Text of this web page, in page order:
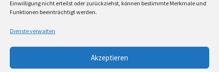
Einwilligung nicht erteilst oder zurückziehst, können bestimmte Merkmale und
Funktionen beeinträchtigt werden.
Dienste verwalten
Akzeptieren
Hemingway Lounge, am 30.05.2026
MollezuInterview mit dem Vinylexpress zum
8ten Vinylflohmarkt am 16.05.2026